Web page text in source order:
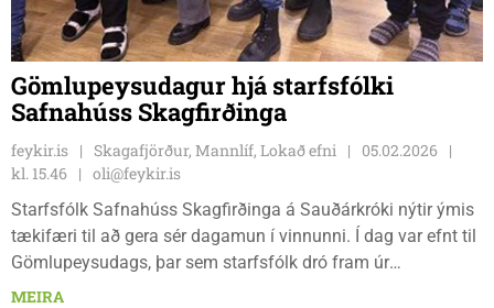
Gömlupeysudagur hjá starfsfólki
Safnahúss Skagfirðinga
feykir.is Skagafjörður, Mannlíf, Lokað efni
05.02.2026
kl. 15.46
oli@feykir.is
Starfsfólk Safnahúss Skagfirðinga á Sauðárkróki nýtir ýmis
tækifæri til að gera sér dagamun í vinnunni. Í dag var efnt til
Gömlupeysudags, þar sem starfsfólk dró fram úr
skúmaskotum gamlar peysur.
MEIRA